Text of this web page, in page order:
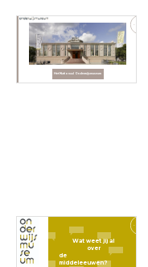
Het Nationaal Onderwijsmuseum
2
Wat weetjij al
over
3
de
middeleeuwen?